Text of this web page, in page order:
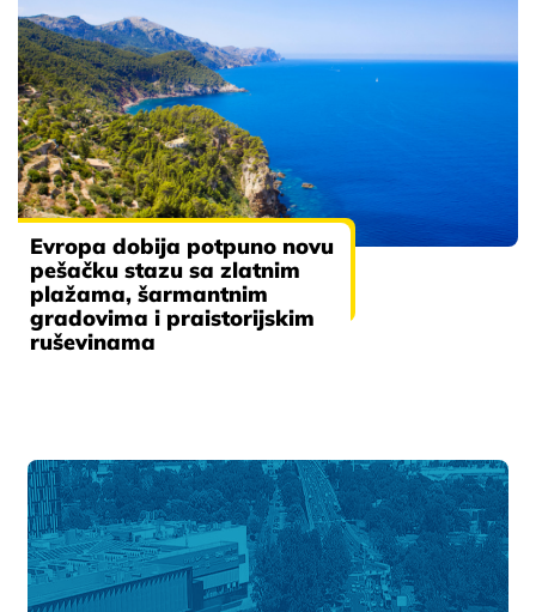
Evropa dobija potpuno novu
pešačku stazu sa zlatnim
plažama, šarmantnim
gradovima i praistorijskim
ruševinama